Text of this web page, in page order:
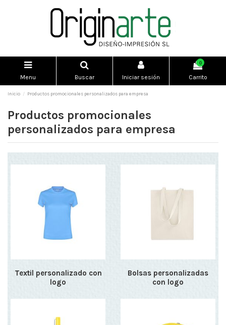
Menu Buscar Iniciar sesión
0
Carrito
Inicio Productos promocionales personalizados para empresa
Productos promocionales
personalizados para empresa
Textil personalizado con
logo
Bolsas personalizadas
con logo